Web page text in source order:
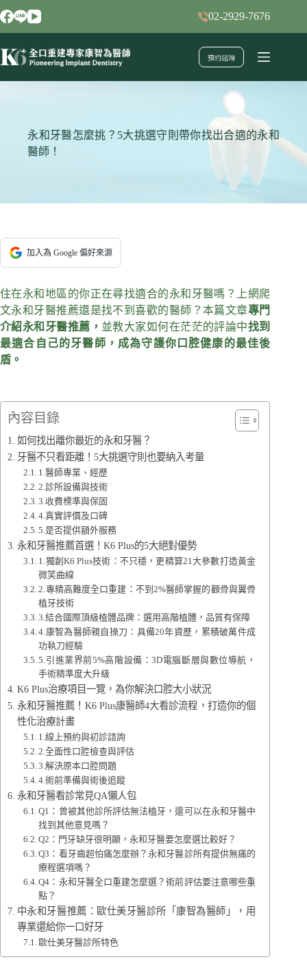
跳
至
要
02-2929-7676
預約諮詢
永和牙醫怎麼挑？5大挑選守則帶你找出合適的永和
醫師！
加入為 Google 偏好來源
住在永和地區的你正在尋找適合的永和牙醫嗎？上網爬
文永和牙醫推薦還是找不到喜歡的醫師？本篇文章專門
介紹永和牙醫推薦， 並教大家如何在茫茫的評論中找到
最適合自己的牙醫師，成為守護你口腔健康的最佳後
盾。
內容目錄
如何找出離你最近的永和牙醫？
牙醫不只看距離！5大挑選守則也要納入考量
1.醫師專業、經歷
2.診所設備與技術
3.收費標準與保固
4.真實評價及口碑
5.是否提供額外服務
永和牙醫推薦首選！K6 Plus的5大絕對優勢
1.獨創K6 Plus技術：不只穩，更精算21大參數打造黃金
微笑曲線
2.專精高難度全口重建：不到2%醫師掌握的顴骨與翼骨
植牙技術
3.結合國際頂級植體品牌：選用高階植體，品質有保障
4.康智為醫師親自操刀：具備20年資歷，累積破萬件成
功執刀經驗
5.引進業界前5%高階設備：3D電腦斷層與數位導航，
手術精準度大升級
K6 Plus治療項目一覽，為你解決口腔大小狀況
永和牙醫推薦！K6 Plus康醫師4大看診流程，打造你的個
性化治療計畫
1.線上預約與初診諮詢
2.全面性口腔檢查與評估
3.解決原本口腔問題
4.術前準備與術後追蹤
永和牙醫看診常見QA懶人包
Q1：曾被其他診所評估無法植牙，還可以在永和牙醫中
找到其他意見嗎？
Q2：門牙缺牙很明顯，永和牙醫要怎麼選比較好？
Q3：看牙齒超怕痛怎麼辦？永和牙醫診所有提供無痛的
療程選項嗎？
Q4：永和牙醫全口重建怎麼選？術前評估要注意哪些重
點？
中永和牙醫推薦：歐仕美牙醫診所「康智為醫師」，用
專業還給你一口好牙
歐仕美牙醫診所特色